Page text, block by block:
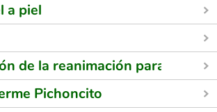
a piel
de la reanimación para niños
Pichoncito